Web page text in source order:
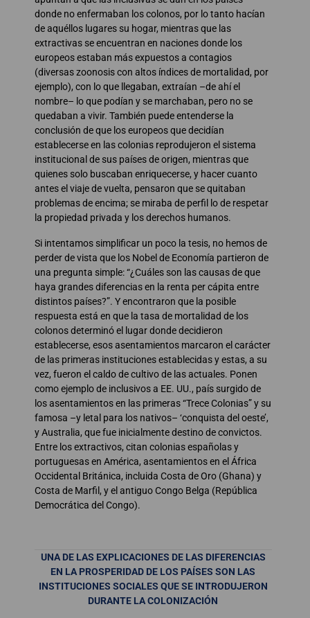
donde no enfermaban los colonos, por lo tanto hacían
de aquéllos lugares su hogar, mientras que las
extractivas se encuentran en naciones donde los
europeos estaban más expuestos a contagios
(diversas zoonosis con altos índices de mortalidad, por
ejemplo), con lo que llegaban, extraían –de ahí el
nombre– lo que podían y se marchaban, pero no se
quedaban a vivir. También puede entenderse la
conclusión de que los europeos que decidían
establecerse en las colonias reprodujeron el sistema
institucional de sus países de origen, mientras que
quienes solo buscaban enriquecerse, y hacer cuanto
antes el viaje de vuelta, pensaron que se quitaban
problemas de encima; se miraba de perfil lo de respetar
la propiedad privada y los derechos humanos.
Si intentamos simplificar un poco la tesis, no hemos de
perder de vista que los Nobel de Economía partieron de
una pregunta simple: “¿Cuáles son las causas de que
haya grandes diferencias en la renta per cápita entre
distintos países?”. Y encontraron que la posible
respuesta está en que la tasa de mortalidad de los
colonos determinó el lugar donde decidieron
establecerse, esos asentamientos marcaron el carácter
de las primeras instituciones establecidas y estas, a su
vez, fueron el caldo de cultivo de las actuales. Ponen
como ejemplo de inclusivos a EE. UU., país surgido de
los asentamientos en las primeras “Trece Colonias” y su
famosa –y letal para los nativos– ‘conquista del oeste’,
y Australia, que fue inicialmente destino de convictos.
Entre los extractivos, citan colonias españolas y
portuguesas en América, asentamientos en el África
Occidental Británica, incluida Costa de Oro (Ghana) y
Costa de Marfil, y el antiguo Congo Belga (República
Democrática del Congo).
UNA DE LAS EXPLICACIONES DE LAS DIFERENCIAS
EN LA PROSPERIDAD DE LOS PAÍSES SON LAS
INSTITUCIONES SOCIALES QUE SE INTRODUJERON
DURANTE LA COLONIZACIÓN